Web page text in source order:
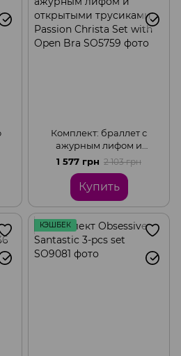
Комплект: браллет с
ажурным лифом и
открытыми трусиками
Passion Christa Set with
Open Bra, Black, L/XL
1 577 грн 2 103 грн
Купить
КЭШБЕК